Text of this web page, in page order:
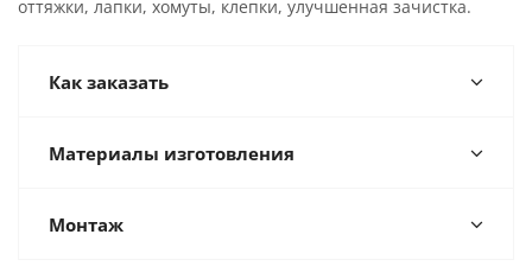
оттяжки, лапки, хомуты, клепки, улучшенная зачистка.
Как заказать
Материалы изготовления
Монтаж